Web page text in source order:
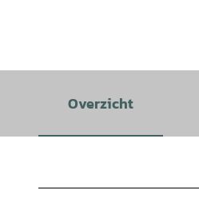
Overzicht